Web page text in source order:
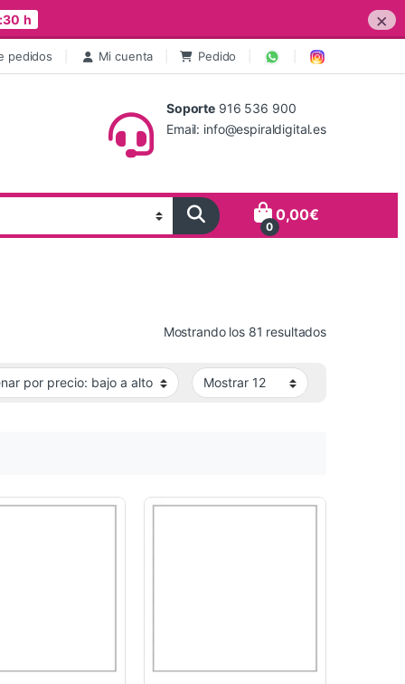
h ×
pedidos Mi cuenta Pedido
Soporte 916 536 900
Email: info@espiraldigital.es
0
0,00€
Mostrando los 81 resultadosOrdenado